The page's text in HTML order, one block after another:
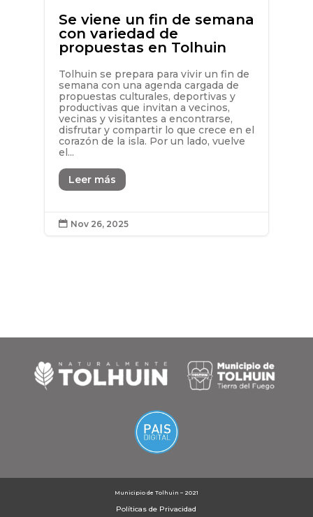
Se viene un fin de semana
con variedad de
propuestas en Tolhuin
Tolhuin se prepara para vivir un fin de
semana con una agenda cargada de
propuestas culturales, deportivas y
productivas que invitan a vecinos,
vecinas y visitantes a encontrarse,
disfrutar y compartir lo que crece en el
corazón de la isla. Por un lado, vuelve
el...
Leer más
 Nov 26, 2025
Municipio de Tolhuin – 2021
Políticas de Privacidad